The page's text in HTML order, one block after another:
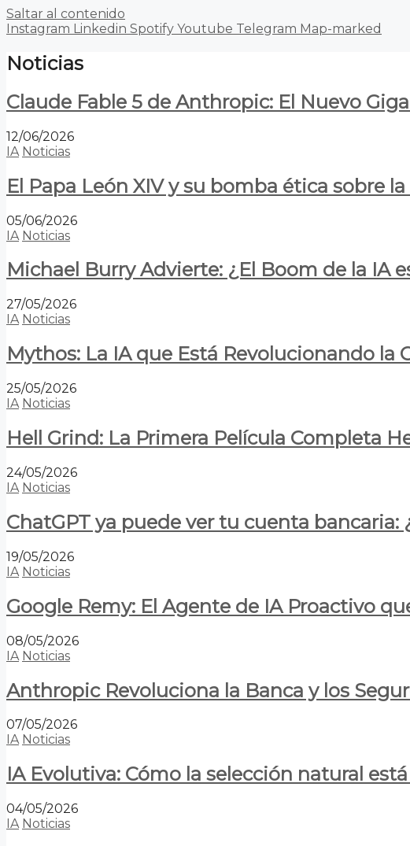
Saltar al contenido
Instagram Linkedin Spotify Youtube Telegram Map-marked
Noticias
Claude Fable 5 de Anthropic: El Nuevo
12/06/2026
IA Noticias
El Papa León XIV y su bomba ética sobre
05/06/2026
IA Noticias
Michael Burry Advierte: ¿El Boom de la IA
27/05/2026
IA Noticias
Mythos: La IA que Está Revolucionando
25/05/2026
IA Noticias
Hell Grind: La Primera Película Completa
24/05/2026
IA Noticias
ChatGPT ya puede ver tu cuenta
19/05/2026
IA Noticias
Google Remy: El Agente de IA Proactivo
08/05/2026
IA Noticias
Anthropic Revoluciona la Banca y los
07/05/2026
IA Noticias
IA Evolutiva: Cómo la selección natural
04/05/2026
IA Noticias